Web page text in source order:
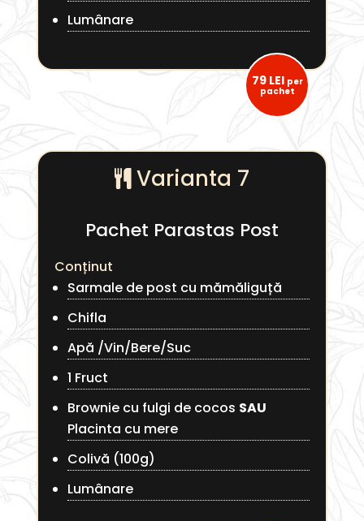
Lumânare
79 LEI per
pachet
Varianta 7
Pachet Parastas Post
Conținut
Sarmale de post cu mămăliguță
Chifla
Apă /Vin/Bere/Suc
1 Fruct
Brownie cu fulgi de cocos SAU
Placinta cu mere
Colivă (100g)
Lumânare